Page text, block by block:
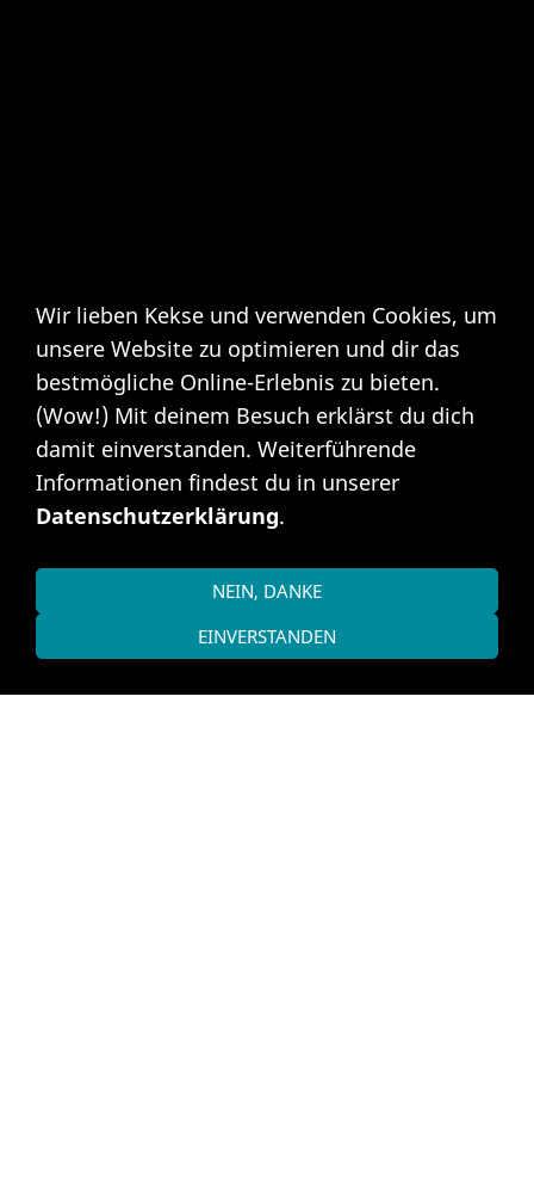
Wir lieben Kekse und verwenden Cookies, um
unsere Website zu optimieren und dir das
bestmögliche Online-Erlebnis zu bieten.
(Wow!) Mit deinem Besuch erklärst du dich
damit einverstanden. Weiterführende
Informationen findest du in unserer
Datenschutzerklärung.
NEIN, DANKE
EINVERSTANDEN